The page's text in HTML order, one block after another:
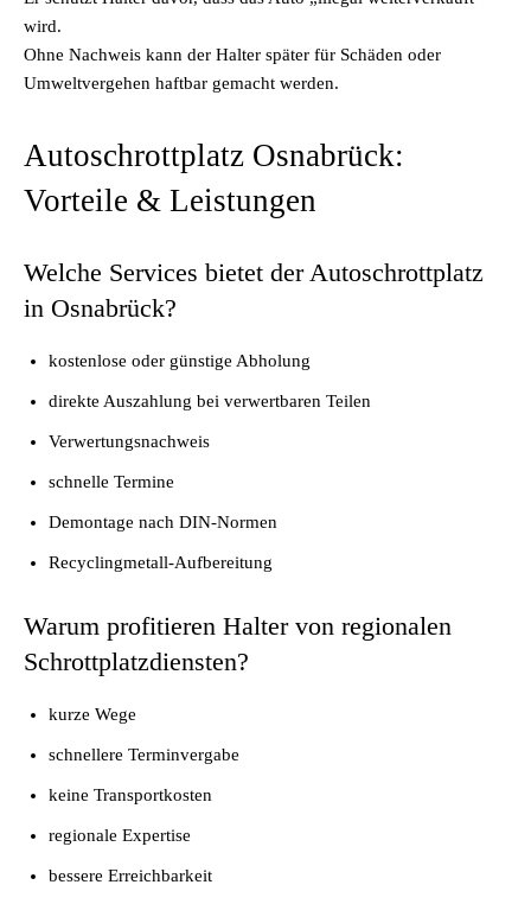
wird.
Ohne Nachweis kann der Halter später für Schäden oder
Umweltvergehen haftbar gemacht werden.
Autoschrottplatz Osnabrück:
Vorteile & Leistungen
Welche Services bietet der Autoschrottplatz
in Osnabrück?
kostenlose oder günstige Abholung
direkte Auszahlung bei verwertbaren Teilen
Verwertungsnachweis
schnelle Termine
Demontage nach DIN-Normen
Recyclingmetall-Aufbereitung
Warum profitieren Halter von regionalen
Schrottplatzdiensten?
kurze Wege
schnellere Terminvergabe
keine Transportkosten
regionale Expertise
bessere Erreichbarkeit